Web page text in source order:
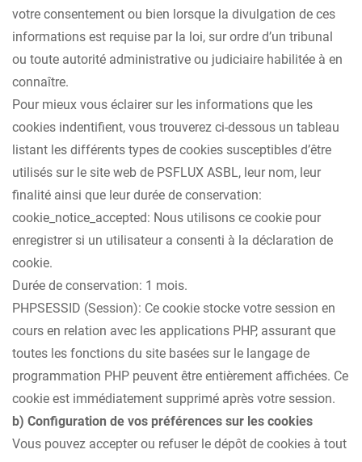
votre consentement ou bien lorsque la divulgation de ces
informations est requise par la loi, sur ordre d’un tribunal
ou toute autorité administrative ou judiciaire habilitée à en
connaître.
Pour mieux vous éclairer sur les informations que les
cookies indentifient, vous trouverez ci-dessous un tableau
listant les différents types de cookies susceptibles d’être
utilisés sur le site web de PSFLUX ASBL, leur nom, leur
finalité ainsi que leur durée de conservation:
cookie_notice_accepted: Nous utilisons ce cookie pour
enregistrer si un utilisateur a consenti à la déclaration de
cookie.
Durée de conservation: 1 mois.
PHPSESSID (Session): Ce cookie stocke votre session en
cours en relation avec les applications PHP, assurant que
toutes les fonctions du site basées sur le langage de
programmation PHP peuvent être entièrement affichées. Ce
cookie est immédiatement supprimé après votre session.
b) Configuration de vos préférences sur les cookies
Vous pouvez accepter ou refuser le dépôt de cookies à tout